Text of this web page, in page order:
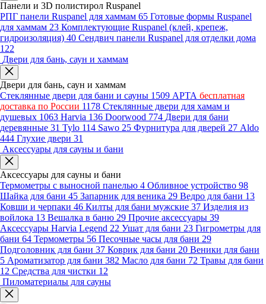
Панели и 3D полистирол Ruspanel
РПГ панели Ruspanel для хаммам 65 Готовые формы Ruspanel
для хаммам 23 Комплектующие Ruspanel (клей, крепеж,
гидроизоляция) 40 Сендвич панели Ruspanel для отделки дома
122
Двери для бань, саун и хаммам
Двери для бань, саун и хаммам
Стеклянные двери для бани и сауны 1509 АРТА бесплатная
доставка по России 1178 Стеклянные двери для хамам и
душевых 1063 Harvia 136 Doorwood 774 Двери для бани
деревянные 31 Tylo 114 Sawo 25 Фурнитура для дверей 27 Aldo
444 Глухие двери 31
Аксессуары для сауны и бани
Аксессуары для сауны и бани
Термометры с выносной панелью 4 Обливное устройство 98
Шайка для бани 45 Запарник для веника 29 Ведро для бани 13
Ковши и черпаки 46 Килты для бани мужские 37 Изделия из
войлока 13 Вешалка в баню 29 Прочие аксессуары 39
Аксессуары Harvia Legend 22 Ушат для бани 23 Гигрометры для
бани 64 Термометры 56 Песочные часы для бани 29
Подголовник для бани 37 Коврик для бани 20 Веники для бани
5 Ароматизатор для бани 382 Масло для бани 72 Травы для бани
12 Средства для чистки 12
Пиломатериалы для сауны